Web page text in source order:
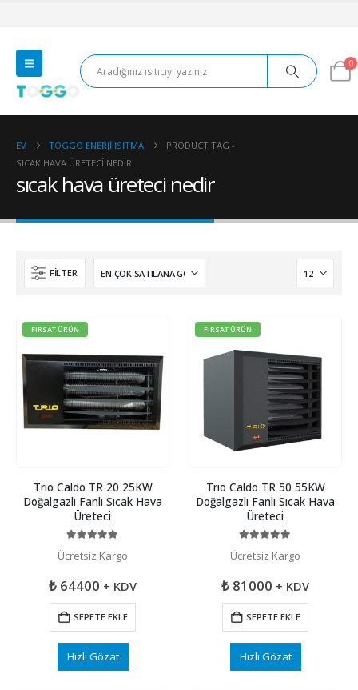
0
EV TOGGO ENERJI ISITMA
PRODUCT TAG -
SICAK HAVA ÜRETECI NEDIR
sıcak hava üreteci nedir
FILTER
FIRSAT ÜRÜN
Trio Caldo TR 20 25KW
Doğalgazlı Fanlı Sıcak Hava
Üreteci
Ücretsiz Kargo
₺ 64400 + KDV
SEPETE EKLE
Hızlı Gözat
FIRSAT ÜRÜN
Trio Caldo TR 50 55KW
Doğalgazlı Fanlı Sıcak Hava
Üreteci
Ücretsiz Kargo
₺ 81000 + KDV
SEPETE EKLE
Hızlı Gözat